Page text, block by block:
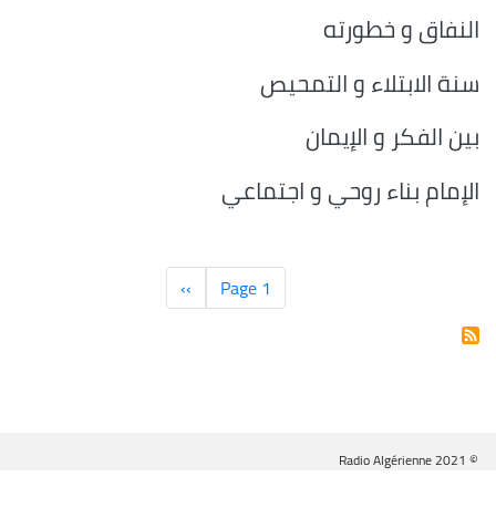
النفاق و خطورته
سنة الابتلاء و التمحيص
بين الفكر و الإيمان
الإمام بناء روحي و اجتماعي
Page 1 الصفحة
التالية
››
© Radio Algérienne 2021